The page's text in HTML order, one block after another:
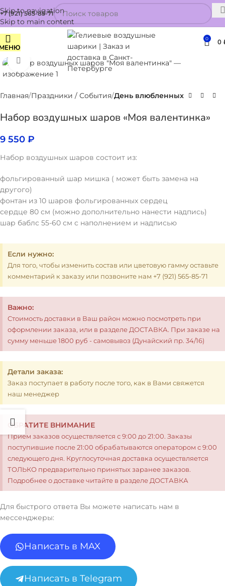
Skip to navigation
Skip to main content
+7 (921) 565-85-71
0 0
Нажмите, чтобы увеличить
Главная Праздники / События День влюбленных
Набор воздушных шаров «Моя валентинка»
9 550 ₽
Набор воздушных шаров состоит из:
фольгированный шар мишка ( может быть замена на
другого)
фонтан из 10 шаров фольгированных сердец
сердце 80 см (можно дополнительно нанести надпись)
шар баблс 55-60 см с наполнением и надписью
Если нужно:
Для того, чтобы изменить состав или цветовую гамму оставьте
комментарий к заказу или позвоните нам +7 (921) 565-85-71
Важно:
Стоимость доставки в Ваш район можно посмотреть при
оформлении заказа, или в разделе ДОСТАВКА. При заказе на
сумму меньше 1800 руб - самовывоз (Дунайский пр. 34/16)
Детали заказа:
Заказ поступает в работу после того, как в Вами свяжется
наш менеджер
ОБРАТИТЕ ВНИМАНИЕ
Прием заказов осуществляется с 9:00 до 21:00. Заказы
поступившие после 21:00 обрабатываются оператором с 9:00
следующего дня. Круглосуточная доставка осуществляется
ТОЛЬКО предварительно принятых заранее заказов.
Подробнее о доставке читайте в разделе ДОСТАВКА
Для быстрого ответа Вы можете написать нам в
мессенджеры:
Написать в MAX
Написать в Telegram